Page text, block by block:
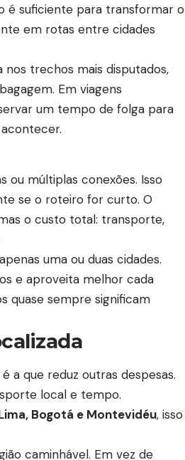
é suficiente para transformar o
em rotas entre cidades
trechos mais disputados,
Em viagens
um tempo de folga para
ou múltiplas conexões. Isso
se o roteiro for curto. O
o custo total: transporte,
uma ou duas cidades.
e aproveita melhor cada
quase sempre significam
a que reduz outras despesas.
local e tempo.
Bogotá e Montevidéu, isso
caminhável. Em vez de